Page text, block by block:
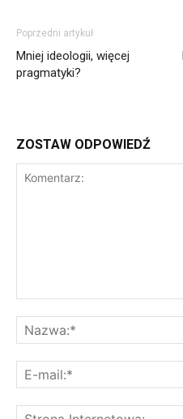
Poprzedni artykuł
Mniej ideologii, więcej
pragmatyki?
ZOSTAW ODPOWIEDŹ